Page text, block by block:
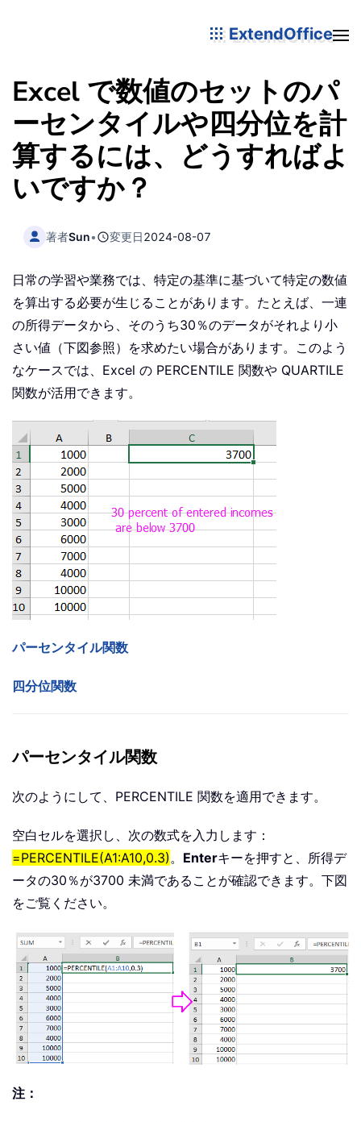
ExtendOffice
Excel で数値のセットのパ
ーセンタイルや四分位を計
算するには、どうすればよ
いですか？
著者Sun• 変更日2024-08-07
日常の学習や業務では、特定の基準に基づいて特定の数値
を算出する必要が生じることがあります。たとえば、一連
の所得データから、そのうち30％のデータがそれより小
さい値（下図参照）を求めたい場合があります。このよう
なケースでは、Excel の PERCENTILE 関数や QUARTILE
関数が活用できます。
パーセンタイル関数
四分位関数
パーセンタイル関数
次のようにして、PERCENTILE 関数を適用できます。
空白セルを選択し、次の数式を入力します：
=PERCENTILE(A1:A10,0.3)。 Enterキーを押すと、所得デ
ータの30％が3700 未満であることが確認できます。下図
をご覧ください。
注：